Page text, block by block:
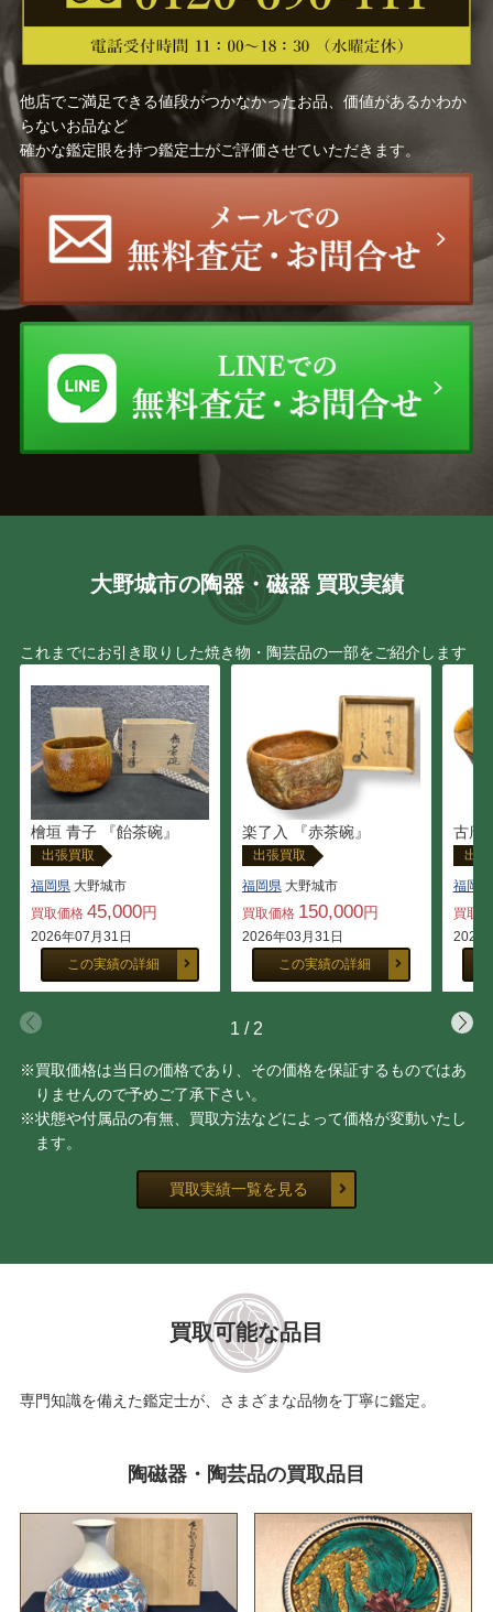
他店でご満足できる値段がつかなかったお品、価値があるかわか
らないお品など
確かな鑑定眼を持つ鑑定士がご評価させていただきます。
大野城市の陶器・磁器 買取実績
これまでにお引き取りした焼き物・陶芸品の一部をご紹介します
檜垣 青子 『飴茶碗』
出張買取
福岡県大野城市
買取価格 45,000円
2026年07月31日
この実績の詳細
楽了入 『赤茶碗』
出張買取
福岡県大野城市
買取価格 150,000円
2026年03月31日
この実績の詳細
古唐
出
福岡県
買取
2026
1 / 2
※買取価格は当日の価格であり、その価格を保証するものではあ
りませんので予めご了承下さい。
※状態や付属品の有無、買取方法などによって価格が変動いたし
ます。
買取実績一覧を見る
買取可能な品目
専門知識を備えた鑑定士が、さまざまな品物を丁寧に鑑定。
陶磁器・陶芸品の買取品目